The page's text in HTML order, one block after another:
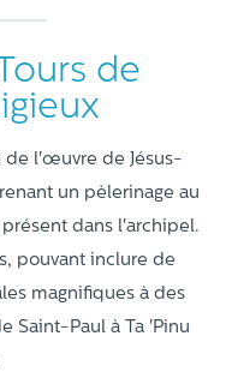
de
de l'œuvre de Jésus-
un pèlerinage au
dans l'archipel.
pouvant inclure de
magnifiques à des
Saint-Paul à Ta 'Pinu